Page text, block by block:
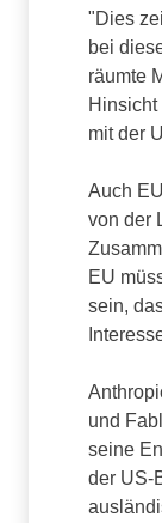
"Dies
bei
räumte
mit der
Auch
von der
EU
sein,
und
seine
der US-